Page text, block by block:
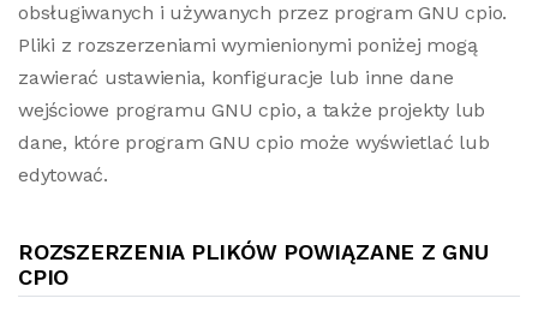
obsługiwanych i używanych przez program GNU cpio.
Pliki z rozszerzeniami wymienionymi poniżej mogą
zawierać ustawienia, konfiguracje lub inne dane
wejściowe programu GNU cpio, a także projekty lub
dane, które program GNU cpio może wyświetlać lub
edytować.
ROZSZERZENIA PLIKÓW POWIĄZANE Z GNU
CPIO